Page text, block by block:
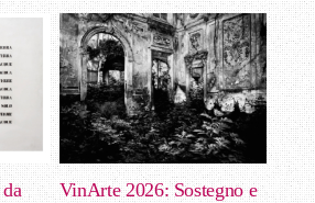
VinArte 2026: Sostegno e